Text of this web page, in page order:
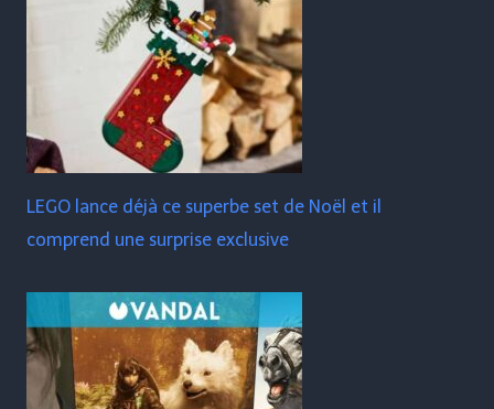
LEGO lance déjà ce superbe set de Noël et il
comprend une surprise exclusive